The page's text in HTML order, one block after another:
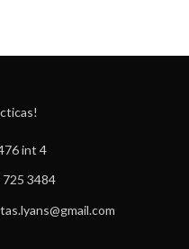
int 4
3484